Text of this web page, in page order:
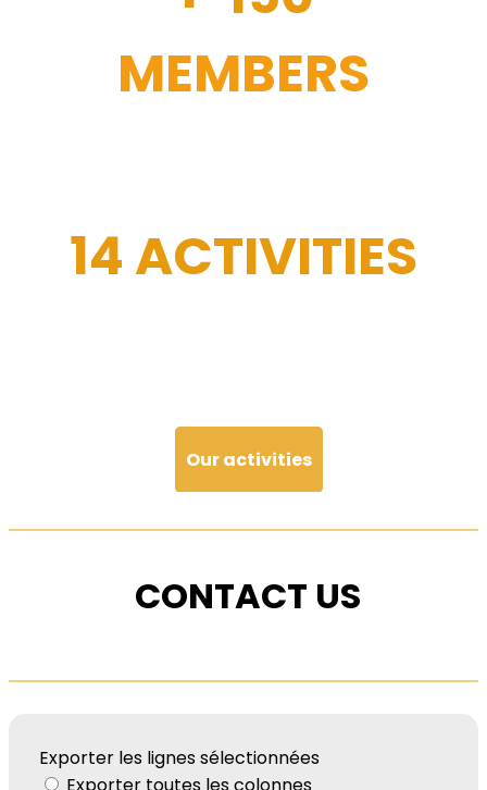
MEMBERS
14 ACTIVITIES
Our activities
CONTACT US